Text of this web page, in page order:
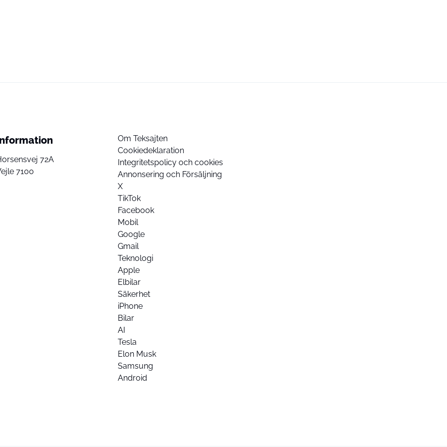
72A
7100
Om Teksajten
Cookiedeklaration
Integritetspolicy och cookies
Annonsering och Försäljning
X
TikTok
Facebook
Mobil
Google
Gmail
Teknologi
Apple
Elbilar
Säkerhet
iPhone
Bilar
AI
Tesla
Elon Musk
Samsung
Android